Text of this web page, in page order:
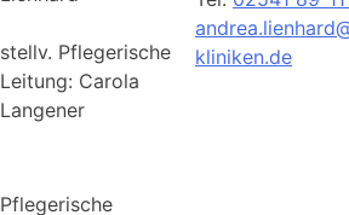
stellv. Pflegerische
Leitung: Carola
Langener
kliniken.de
Pflegerische